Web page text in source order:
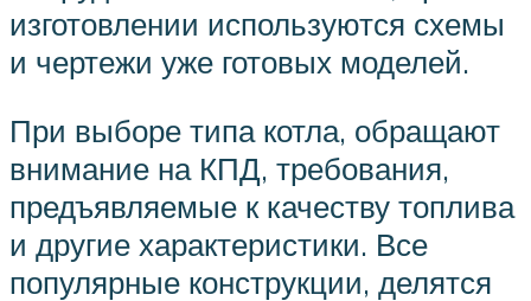
изготовлении используются схемы
и чертежи уже готовых моделей.
При выборе типа котла, обращают
внимание на КПД, требования,
предъявляемые к качеству топлива
и другие характеристики. Все
популярные конструкции, делятся